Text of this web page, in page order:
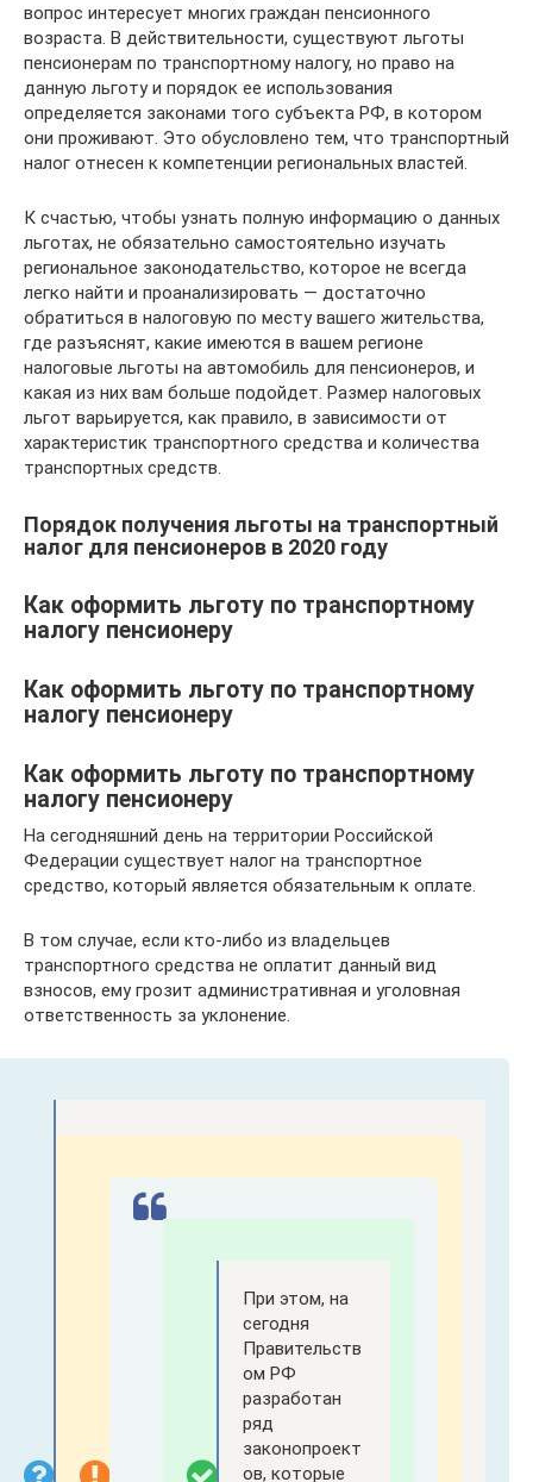
вопрос интересует многих граждан пенсионного
возраста. В действительности, существуют льготы
пенсионерам по транспортному налогу, но право на
данную льготу и порядок ее использования
определяется законами того субъекта РФ, в котором
они проживают. Это обусловлено тем, что транспортный
налог отнесен к компетенции региональных властей.
К счастью, чтобы узнать полную информацию о данных
льготах, не обязательно самостоятельно изучать
региональное законодательство, которое не всегда
легко найти и проанализировать — достаточно
обратиться в налоговую по месту вашего жительства,
где разъяснят, какие имеются в вашем регионе
налоговые льготы на автомобиль для пенсионеров, и
какая из них вам больше подойдет. Размер налоговых
льгот варьируется, как правило, в зависимости от
характеристик транспортного средства и количества
транспортных средств.
Порядок получения льготы на транспортный
налог для пенсионеров в 2020 году
Как оформить льготу по транспортному
налогу пенсионеру
Как оформить льготу по транспортному
налогу пенсионеру
Как оформить льготу по транспортному
налогу пенсионеру
На сегодняшний день на территории Российской
Федерации существует налог на транспортное
средство, который является обязательным к оплате.
В том случае, если кто-либо из владельцев
транспортного средства не оплатит данный вид
взносов, ему грозит административная и уголовная
ответственность за уклонение.
При этом, на
сегодня
Правительств
ом РФ
разработан
ряд
законопроект
ов, которые